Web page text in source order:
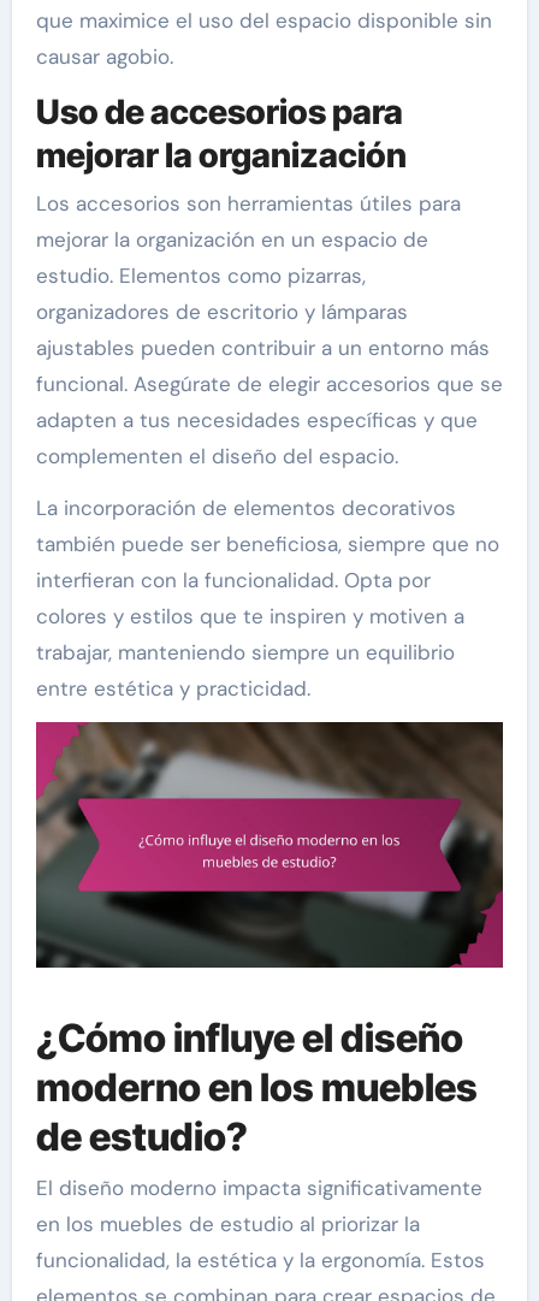
que maximice el uso del espacio disponible sin
causar agobio.
Uso de accesorios para
mejorar la organización
Los accesorios son herramientas útiles para
mejorar la organización en un espacio de
estudio. Elementos como pizarras,
organizadores de escritorio y lámparas
ajustables pueden contribuir a un entorno más
funcional. Asegúrate de elegir accesorios que se
adapten a tus necesidades específicas y que
complementen el diseño del espacio.
La incorporación de elementos decorativos
también puede ser beneficiosa, siempre que no
interfieran con la funcionalidad. Opta por
colores y estilos que te inspiren y motiven a
trabajar, manteniendo siempre un equilibrio
entre estética y practicidad.
¿Cómo influye el diseño
moderno en los muebles
de estudio?
El diseño moderno impacta significativamente
en los muebles de estudio al priorizar la
funcionalidad, la estética y la ergonomía. Estos